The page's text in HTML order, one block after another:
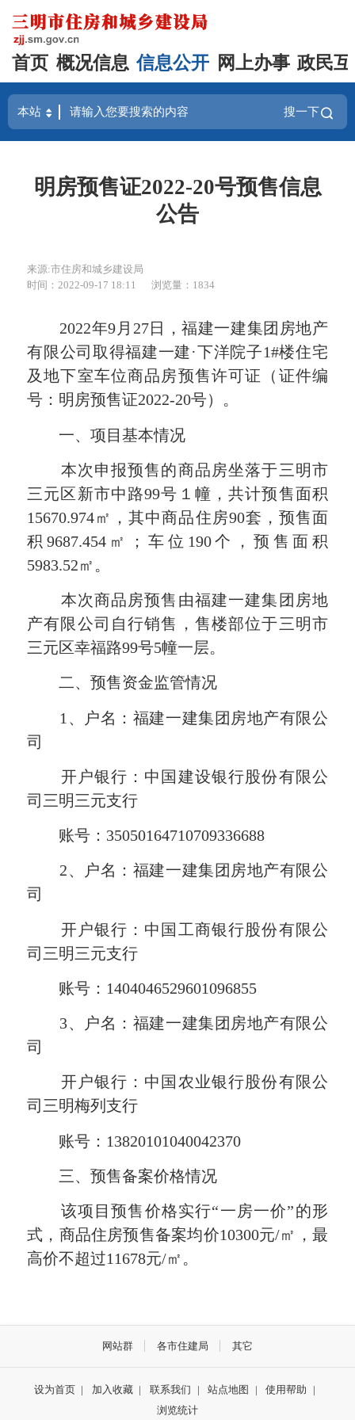
首页 概况信息 信息公开 网上办事 政民
搜一下
明房预售证2022-20号预售信息
公告
来源:市住房和城乡建设局
时间：2022-09-17 18:11
浏览量：1834
2022年9月27日，福建一建集团房地产
有限公司取得福建一建·下洋院子1#楼住宅
及地下室车位商品房预售许可证（证件编
号：明房预售证2022-20号）。
一、项目基本情况
本次申报预售的商品房坐落于三明市
三元区新市中路99号１幢，共计预售面积
15670.974㎡，其中商品住房90套，预售面
积9687.454㎡；车位190个，预售面积
5983.52㎡。
本次商品房预售由福建一建集团房地
产有限公司 自行销售，售楼部位于三明市
三元区幸福路99号5幢一层。
二、预售资金监管情况
1、户名：福建一建集团房地产有限公
司
开户银行：中国建设银行股份有限公
司三明三元支行
账号：35050164710709336688
2、户名：福建一建集团房地产有限公
司
开户银行：中国工商银行股份有限公
司三明三元支行
账号：1404046529601096855
3、户名：福建一建集团房地产有限公
司
开户银行：中国农业银行股份有限公
司三明梅列支行
账号：13820101040042370
三、预售备案价格情况
该项目预售价格实行“一房一价”的形
式，商品住房预售备案均价10300元/㎡，最
高价不超过11678元/㎡ 。
网站群 各市住建局 其它
设为首页 | 加入收藏 | 联系我们 | 站点地图 | 使用帮助
|
浏览统计